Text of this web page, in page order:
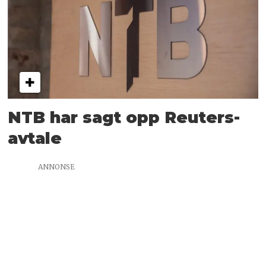
NTB har sagt opp Reuters-
avtale
ANNONSE